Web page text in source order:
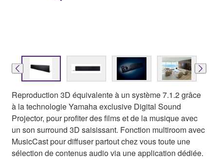
Reproduction 3D équivalente à un système 7.1.2 grâce
à la technologie Yamaha exclusive Digital Sound
Projector, pour profiter des films et de la musique avec
un son surround 3D saisissant. Fonction multiroom avec
MusicCast pour diffuser partout chez vous toute une
sélection de contenus audio via une application dédiée.